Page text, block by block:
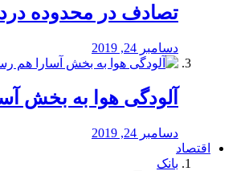
تصادف در محدوده
دسامبر 24, 2019
آلودگی هوا به بخش
دسامبر 24, 2019
اقتصاد
بانک